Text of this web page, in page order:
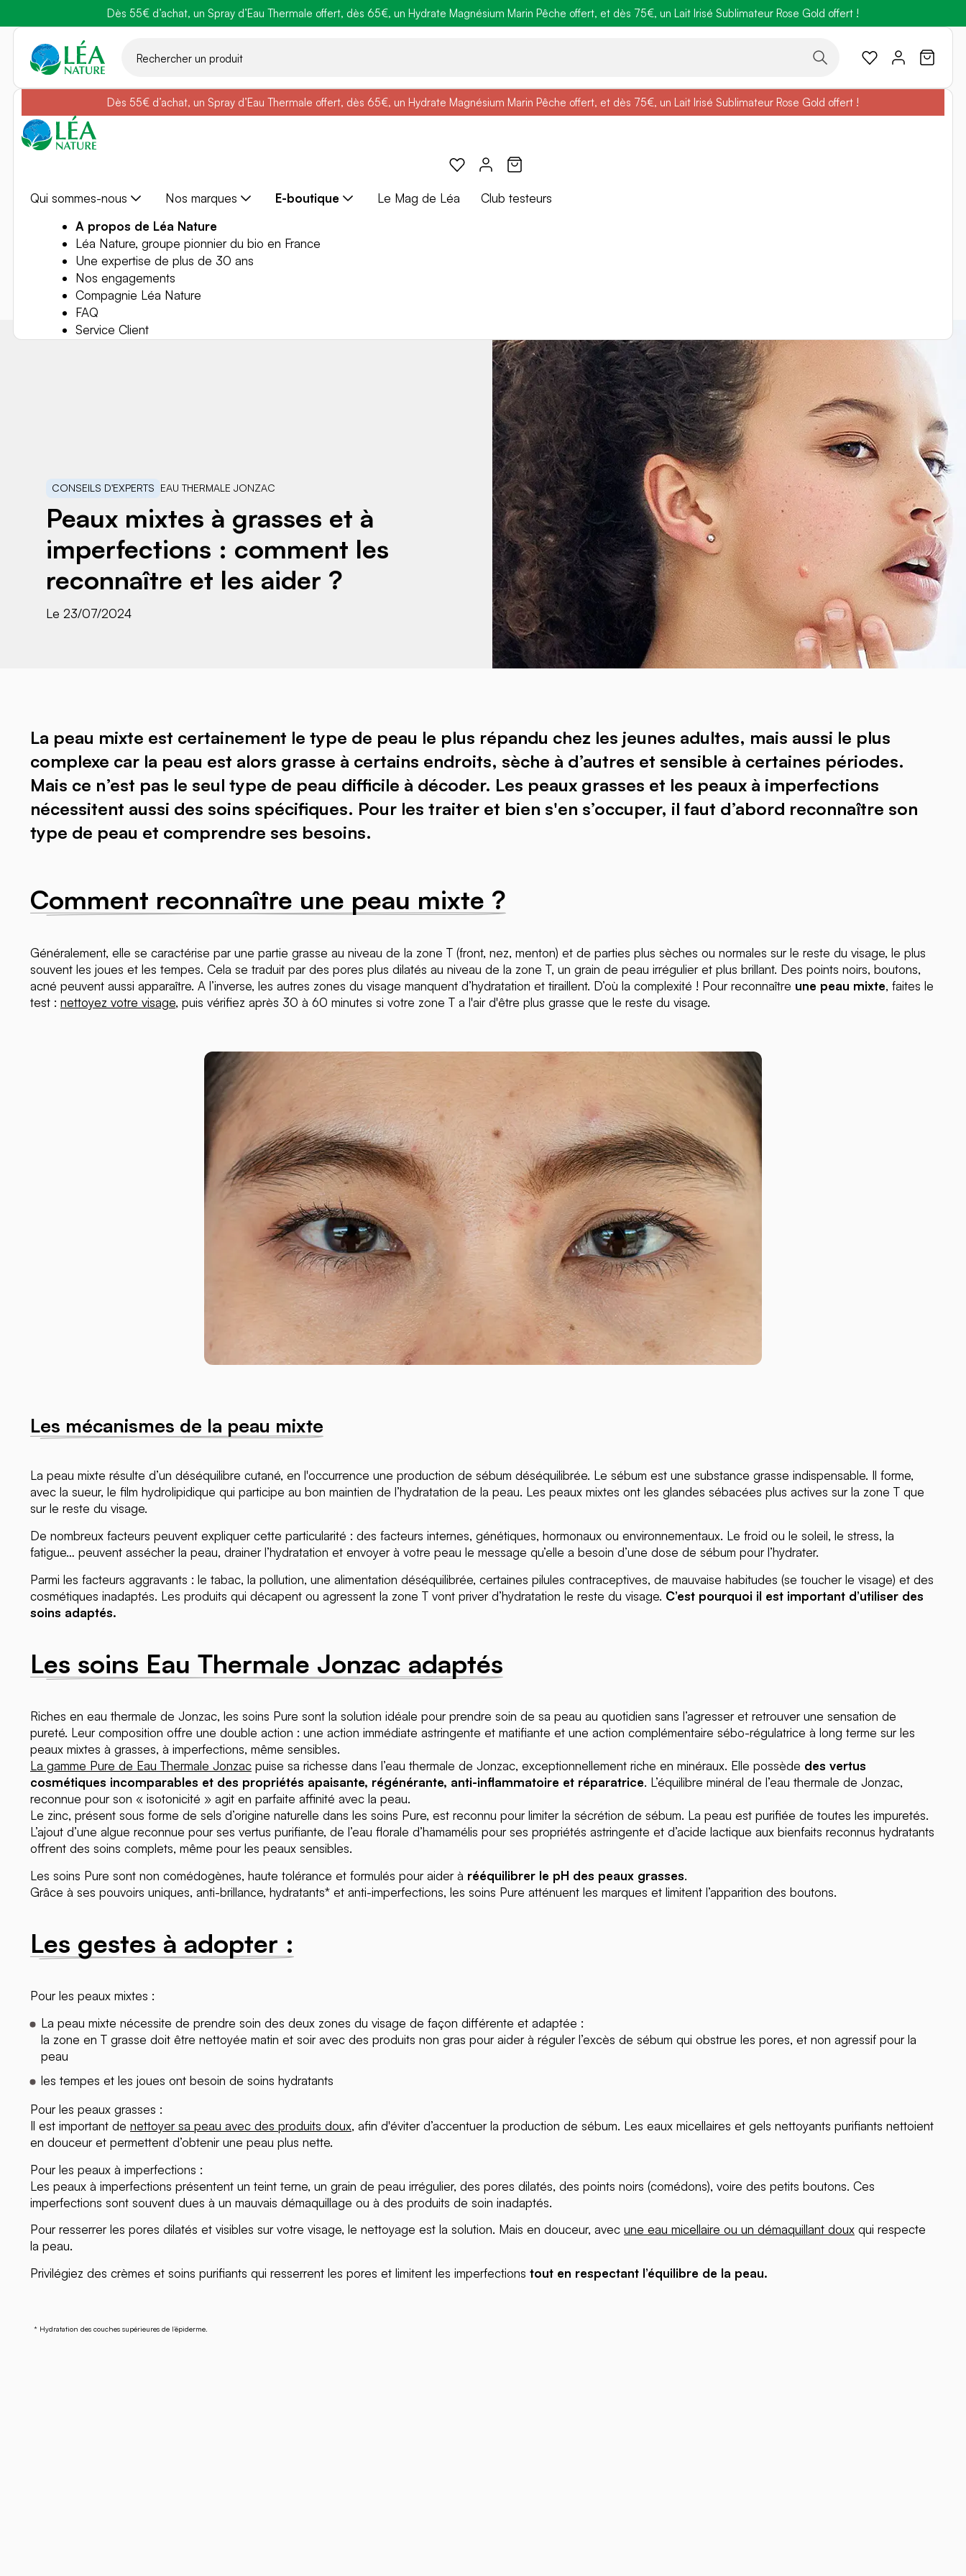
Belle semaine: Profitez de-25% + Livraison offertedès 30€ d'achat avec le codeBELLEBIO
BRADERIE :-40% sur une sélection de produits
Dès 55€ d’achat, un Spray d’Eau Thermale offert, dès 65€, un Hydrate Magnésium Marin Pêche offert, et dès 75€, un Lait Irisé Sublimateur Rose Gold offert !
Aller
contenu
Belle semaine: Profitez de-25% + Livraison offertedès 30€ d'achat avec le codeBELLEBIO
Braderie :-40% sur une sélection de produits
Dès 55€ d’achat, un Spray d’Eau Thermale offert, dès 65€, un Hydrate Magnésium Marin Pêche offert, et dès 75€, un Lait Irisé Sublimateur Rose Gold offert !
Qui sommes-nous Nos marques E-boutique Le Mag de Léa
Club testeurs
A propos de Léa Nature
Léa Nature, groupe pionnier du bio en France
Une expertise de plus de 30 ans
Nos engagements
Compagnie Léa Nature
FAQ
Service Client
CONSEILS D'EXPERTS EAU THERMALE JONZAC
Peaux mixtes à grasses et à
imperfections : comment les
reconnaître et les aider ?
Le 23/07/2024
La peau mixte est certainement le type de peau le plus répandu chez les jeunes adultes, mais aussi le plus
complexe car la peau est alors grasse à certains endroits, sèche à d’autres et sensible à certaines périodes.
Mais ce n’est pas le seul type de peau difficile à décoder. Les peaux grasses et les peaux à imperfections
nécessitent aussi des soins spécifiques. Pour les traiter et bien s'en s’occuper, il faut d’abord reconnaître son
type de peau et comprendre ses besoins.
Comment reconnaître une peau mixte ?
Généralement, elle se caractérise par une partie grasse au niveau de la zone T (front, nez, menton) et de parties plus sèches ou normales sur le reste du visage, le plus
souvent les joues et les tempes. Cela se traduit par des pores plus dilatés au niveau de la zone T, un grain de peau irrégulier et plus brillant. Des points noirs, boutons,
acné peuvent aussi apparaître. A l’inverse, les autres zones du visage manquent d’hydratation et tiraillent. D’où la complexité ! Pour reconnaître une peau mixte, faites le
test : nettoyez votre visage, puis vérifiez après 30 à 60 minutes si votre zone T a l'air d'être plus grasse que le reste du visage.
Les mécanismes de la peau mixte
La peau mixte résulte d’un déséquilibre cutané, en l'occurrence une production de sébum déséquilibrée. Le sébum est une substance grasse indispensable. Il forme,
avec la sueur, le film hydrolipidique qui participe au bon maintien de l’hydratation de la peau. Les peaux mixtes ont les glandes sébacées plus actives sur la zone T que
sur le reste du visage.
De nombreux facteurs peuvent expliquer cette particularité : des facteurs internes, génétiques, hormonaux ou environnementaux. Le froid ou le soleil, le stress, la
fatigue… peuvent assécher la peau, drainer l’hydratation et envoyer à votre peau le message qu’elle a besoin d’une dose de sébum pour l’hydrater.
Parmi les facteurs aggravants : le tabac, la pollution, une alimentation déséquilibrée, certaines pilules contraceptives, de mauvaise habitudes (se toucher le visage) et des
cosmétiques inadaptés. Les produits qui décapent ou agressent la zone T vont priver d’hydratation le reste du visage. C’est pourquoi il est important d’utiliser des
soins adaptés.
Les soins Eau Thermale Jonzac adaptés
Riches en eau thermale de Jonzac, les soins Pure sont la solution idéale pour prendre soin de sa peau au quotidien sans l’agresser et retrouver une sensation de
pureté. Leur composition offre une double action : une action immédiate astringente et matifiante et une action complémentaire sébo-régulatrice à long terme sur les
peaux mixtes à grasses, à imperfections, même sensibles.
La gamme Pure de Eau Thermale Jonzac puise sa richesse dans l’eau thermale de Jonzac, exceptionnellement riche en minéraux. Elle possède des vertus
cosmétiques incomparables et des propriétés apaisante, régénérante, anti-inflammatoire et réparatrice. L’équilibre minéral de l’eau thermale de Jonzac,
reconnue pour son « isotonicité » agit en parfaite affinité avec la peau.
Le zinc, présent sous forme de sels d’origine naturelle dans les soins Pure, est reconnu pour limiter la sécrétion de sébum. La peau est purifiée de toutes les impuretés.
L’ajout d’une algue reconnue pour ses vertus purifiante, de l’eau florale d’hamamélis pour ses propriétés astringente et d’acide lactique aux bienfaits reconnus hydratants
offrent des soins complets, même pour les peaux sensibles.
Les soins Pure sont non comédogènes, haute tolérance et formulés pour aider à rééquilibrer le pH des peaux grasses.
Grâce à ses pouvoirs uniques, anti-brillance, hydratants* et anti-imperfections, les soins Pure atténuent les marques et limitent l’apparition des boutons.
Les gestes à adopter :
Pour les peaux mixtes :
La peau mixte nécessite de prendre soin des deux zones du visage de façon différente et adaptée :
la zone en T grasse doit être nettoyée matin et soir avec des produits non gras pour aider à réguler l’excès de sébum qui obstrue les pores, et non agressif pour la
peau
les tempes et les joues ont besoin de soins hydratants
Pour les peaux grasses :
Il est important de nettoyer sa peau avec des produits doux, afin d'éviter d’accentuer la production de sébum. Les eaux micellaires et gels nettoyants purifiants nettoient
en douceur et permettent d’obtenir une peau plus nette.
Pour les peaux à imperfections :
Les peaux à imperfections présentent un teint terne, un grain de peau irrégulier, des pores dilatés, des points noirs (comédons), voire des petits boutons. Ces
imperfections sont souvent dues à un mauvais démaquillage ou à des produits de soin inadaptés.
Pour resserrer les pores dilatés et visibles sur votre visage, le nettoyage est la solution. Mais en douceur, avec une eau micellaire ou un démaquillant doux qui respecte
la peau.
Privilégiez des crèmes et soins purifiants qui resserrent les pores et limitent les imperfections tout en respectant l’équilibre de la peau.
* Hydratation des couches supérieures de l’épiderme.